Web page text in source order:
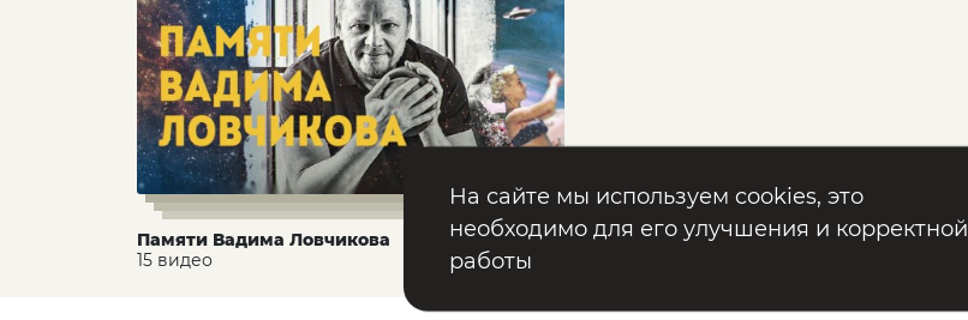
Памяти Вадима Ловчикова
15 видео
На сайте мы используем cookies, это
необходимо для его улучшения и корректной
работы